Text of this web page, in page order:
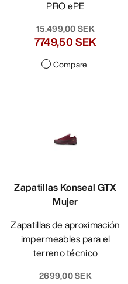
PRO ePE
16.399,00 SEK
8199,50 SEK
Compare
Zapatillas Konseal GTX
Mujer
Zapatillas de aproximación
impermeables para el
terreno técnico
2699,00 SEK